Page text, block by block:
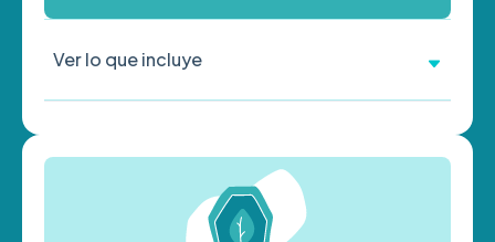
Ver lo que incluye